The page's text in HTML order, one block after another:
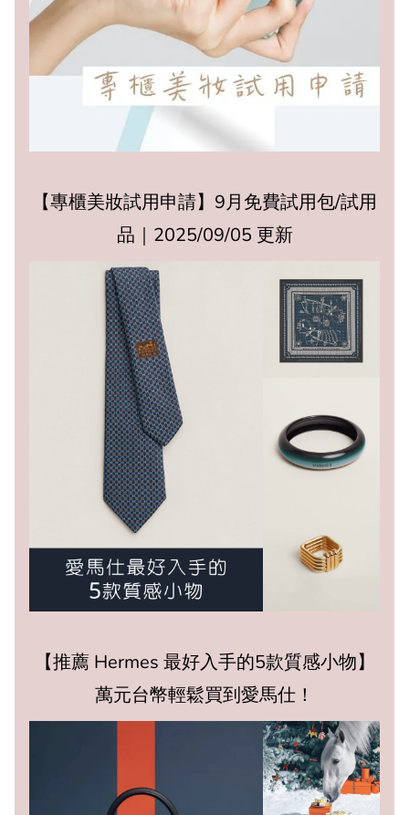
【專櫃美妝試用申請】9月免費試用包/試用
品｜2025/09/05 更新
【推薦 Hermes 最好入手的5款質感小物】
萬元台幣輕鬆買到愛馬仕！